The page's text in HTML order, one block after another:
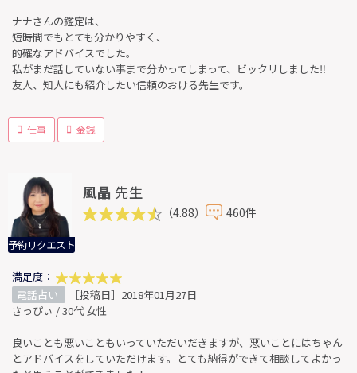
ナナさんの鑑定は、
短時間でもとても分かりやすく、
的確なアドバイスでした。
私がまだ話していない事まで分かってしまって、ビックリしました‼︎
友人、知人にも紹介したい信頼のおける先生です。
仕事 金銭
予約リクエスト
風晶 先生
（4.88） 460件
満足度：
電話占い
［投稿日］2018年01月27日
さっぴぃ / 30代 女性
良いことも悪いこともいっていただいだきますが、悪いことにはちゃん
とアドバイスをしていただけます。とても納得ができて相談してよかっ